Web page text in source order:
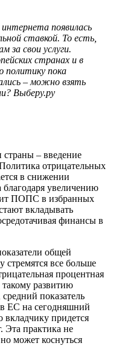
появилась
ставкой. То есть,
за свои услуги.
странах и в
политику пока
– можно взять
Выберу.ру
страны – введение
отрицательных
в снижении
благодаря увеличению
ПОПС в избранных
вкладывать
финансы в
общей
стремятся все больше
процентная
развитию
показатель
в ЕС на сегодняшний
вкладчику придется
Эта практика не
может коснуться